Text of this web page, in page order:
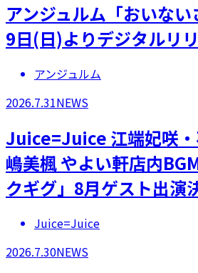
アンジュルム「おいな
9日(日)よりデジタルリ
アンジュルム
2026.7.31NEWS
Juice=Juice 江端妃咲
嶋美楓 やよい軒店内
クギグ」8月ゲスト出演
Juice=Juice
2026.7.30NEWS